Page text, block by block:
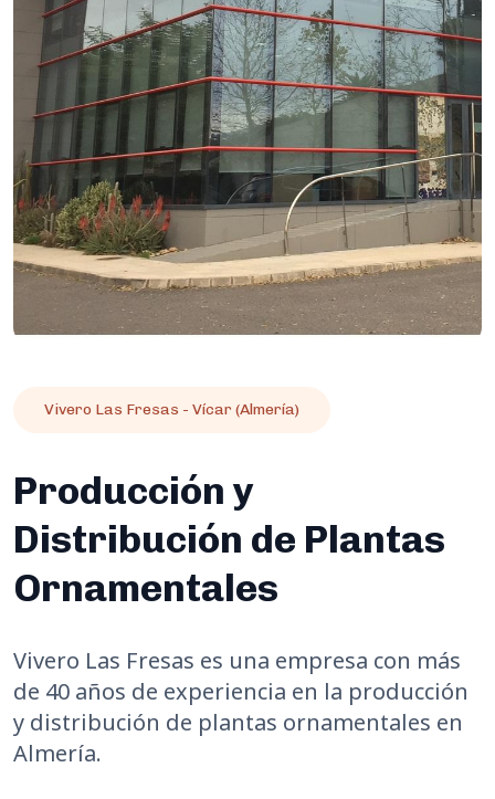
Vivero Las Fresas - Vícar (Almería)
Producción y
Distribución de Plantas
Ornamentales
Vivero Las Fresas es una empresa con más
de 40 años de experiencia en la producción
y distribución de plantas ornamentales en
Almería.